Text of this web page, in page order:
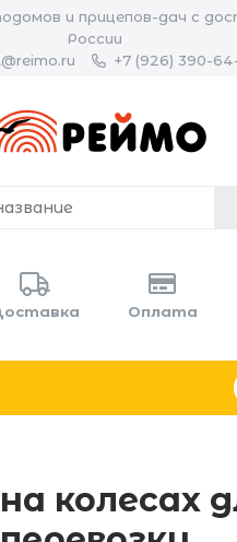
и прицепов-дач с
России
+7 (926) 390-
Оплата
колесах